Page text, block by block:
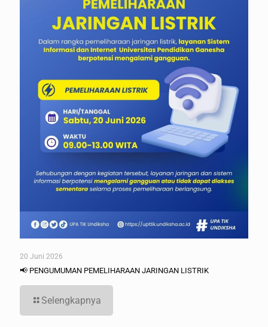
20 Juni 2026
📢 PENGUMUMAN PEMELIHARAAN JARINGAN LISTRIK
Selengkapnya